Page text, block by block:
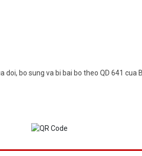
doi, bo sung va bi bai bo theo QD 641 cua